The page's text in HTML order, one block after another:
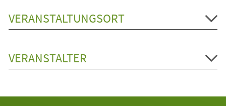
VERANSTALTUNGSORT
VERANSTALTER